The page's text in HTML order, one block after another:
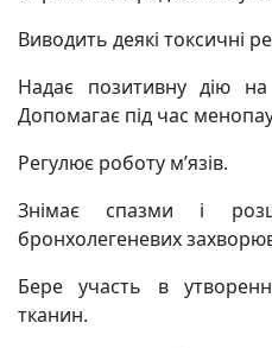
Виводить деякі токcичні
Надає позитивну дію на
Допомагає під час
Регулює роботу м’язів.
Знімає спaзми і
брoнхoлегенeвих
Бере участь в
тканин.